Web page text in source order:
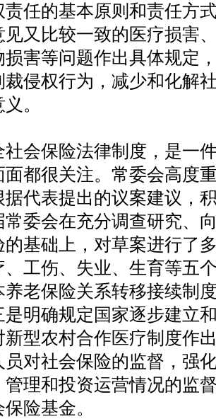
责任的基本原则和责任方
又比较一致的医疗损害
害等问题作出具体规定
侵权行为，减少和化解
。
保险法律制度，是一件
面都很关注。常委会高度
代表提出的议案建议，
委会在充分调查研究、
的基础上，对草案进行了
工伤、失业、生育等五
老保险关系转移接续制
明确规定国家逐步建立
新型农村合作医疗制度作
对社会保险的监督，强
管理和投资运营情况的监
险基金。